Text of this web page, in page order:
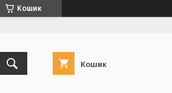
Кошик
Кошик